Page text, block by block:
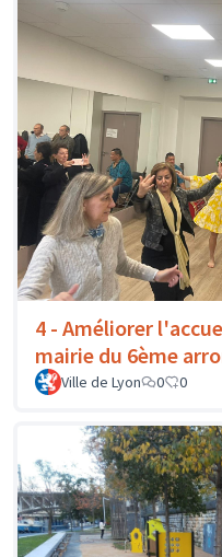
4 - Améliorer
mairie du 6ème
Ville de Lyon 0 0